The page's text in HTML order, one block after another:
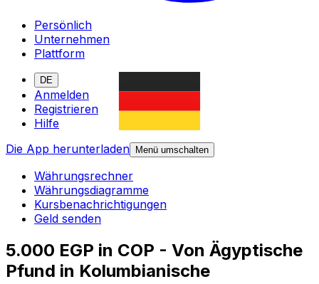
Persönlich
Unternehmen
Plattform
DE
Anmelden
Registrieren
Hilfe
Die App herunterladen
Menü umschalten
Währungsrechner
Währungsdiagramme
Kursbenachrichtigungen
Geld senden
5.000 EGP in COP - Von Ägyptische
Pfund in Kolumbianische